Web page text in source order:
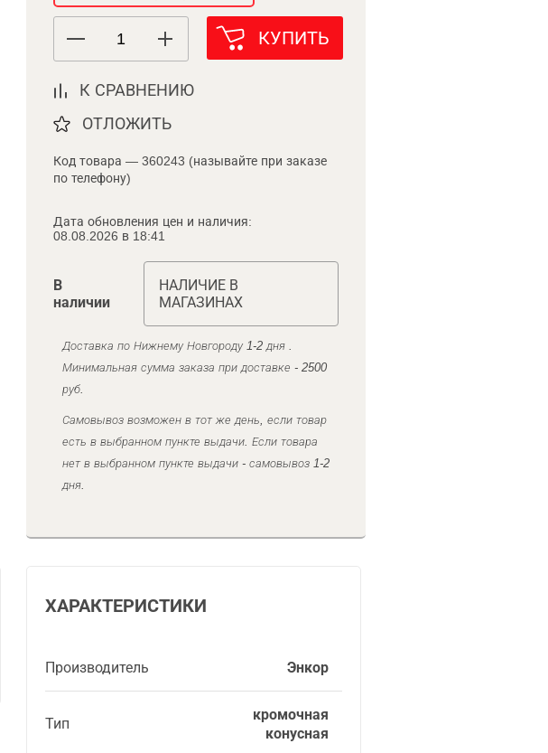
КУПИТЬ
К СРАВНЕНИЮ
ОТЛОЖИТЬ
Код товара — 360243 (называйте при заказе
по телефону)
Дата обновления цен и наличия:
08.08.2026 в 18:41
В
наличии
НАЛИЧИЕ В
МАГАЗИНАХ
Доставка по Нижнему Новгороду 1-2 дня .
Минимальная сумма заказа при доставке - 2500
руб.
Самовывоз возможен в тот же день, если товар
есть в выбранном пункте выдачи. Если товара
нет в выбранном пункте выдачи - самовывоз 1-2
дня.
ХАРАКТЕРИСТИКИ
Производитель Энкор
Тип
кромочная
конусная